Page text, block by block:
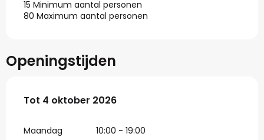
15 Minimum aantal personen
80 Maximum aantal personen
Openingstijden
Vanaf25 april 2026
Tot 4 oktober 2026
Maandag 10:00 - 19:00